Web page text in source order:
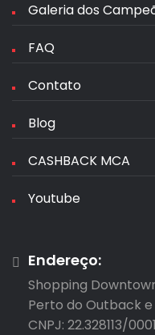
Galeria dos
FAQ
Contato
Blog
CASHBACK MCA
Youtube
Endereço:
Shopping
Perto do Outback e
CNPJ: 22.328113/